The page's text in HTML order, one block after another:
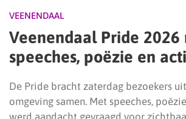
VEENENDAAL
Veenendaal Pride 2026
speeches, poëzie en
De Pride bracht zaterdag bezoekers
omgeving samen. Met speeches,